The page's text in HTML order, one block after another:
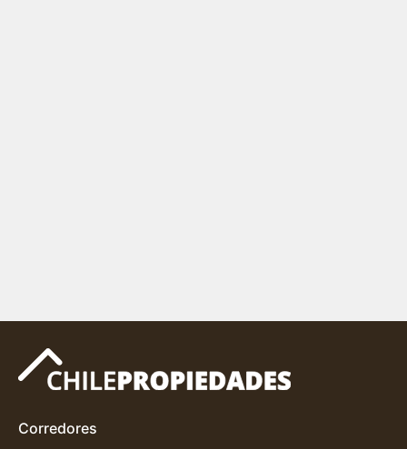
Corredores